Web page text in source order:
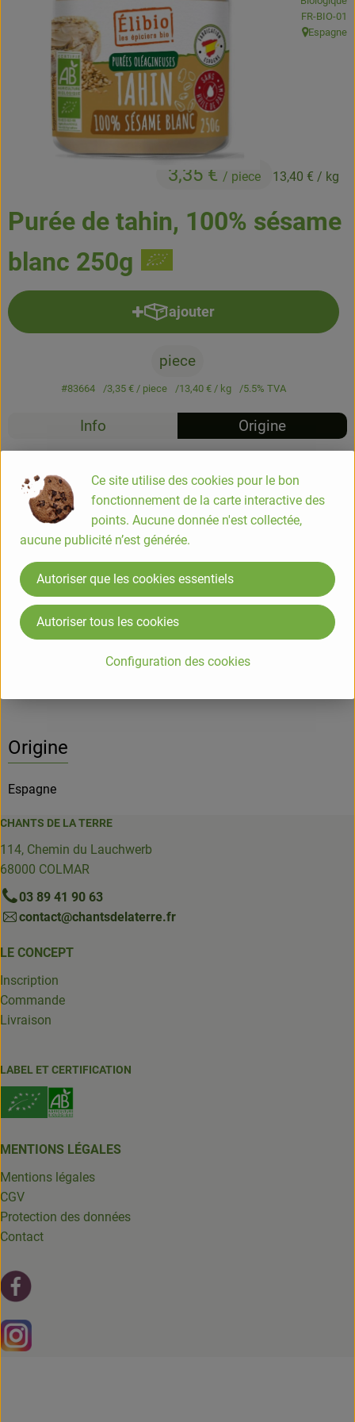
Boissons
Accessoires et divers
Cosmétique et hygiène
C'est nous
Purée de tahin, 100% sésame
blanc 250g
3,35 € / piece 13,40 € / kg
, Autorité
FR-BIO-01
, Origine:
Espagne
ajouter
Ajouter le produit au panier
piece
#83664 3,35 € / piece 13,40 € / kg 5.5% TVA
Info Origine
Info
Purée de tahin, 100% sésame blanc 250g
COMPOSITION
100% Sésame* blanc. *issue de lagriculture biologique.
Elibio
Informations sur les produits
Origine
Espagne
CHANTS DE LA TERRE
114, Chemin du Lauchwerb
68000 COLMAR
03 89 41 90 63
contact@chantsdelaterre.fr
LE CONCEPT
Inscription
Commande
Livraison
LABEL ET CERTIFICATION
MENTIONS LÉGALES
Mentions légales
CGV
Protection des données
Contact
Lien externe vers https://www.instagram.com/
Ce site utilise des cookies pour le bon
fonctionnement de la carte interactive des
points. Aucune donnée n'est collectée,
aucune publicité n’est générée.
Configuration des cookies
Autoriser que les cookies essentiels
Autoriser tous les cookies